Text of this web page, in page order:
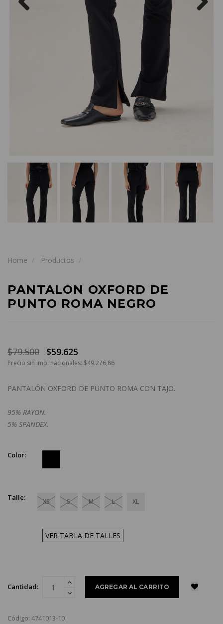
Home Productos
PANTALON OXFORD DE
PUNTO ROMA NEGRO
$79.500 $59.625
Precio sin imp. nacionales: $49.276,86
PANTALÓN OXFORD DE PUNTO ROMA CON TAJO.
95% RAYON.
5% SPANDEX.
Color:
Talle: XS S M L XL
VER TABLA DE TALLES
Cantidad:
Código: 4741013-10